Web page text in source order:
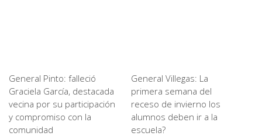
General Pinto: falleció
Graciela García, destacada
vecina por su participación
y compromiso con la
comunidad
General Villegas: La
primera semana del
receso de invierno los
alumnos deben ir a la
escuela?